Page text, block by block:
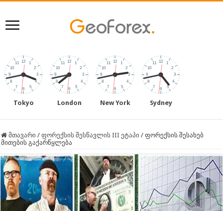
Tokyo London New York Sydney
მთავარი / ფორექსის შესწავლის III ეტაპი / ფორექსის შესახებ
მითების გაქარწყლება